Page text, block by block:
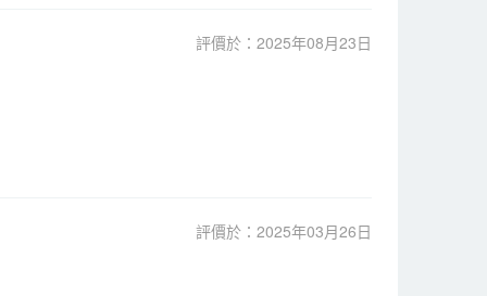
評價於：2025年08月23日
評價於：2025年03月26日